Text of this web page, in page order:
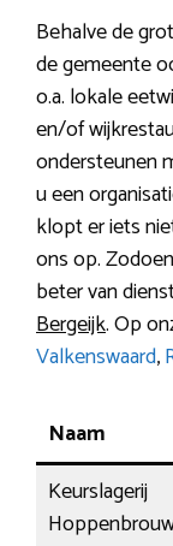
Behalve de
de gemeente
o.a. lokale
en/of
ondersteunen
u een
klopt er iets
ons op.
beter van
Bergeijk. Op
Valkenswaard,
Naam
Keurslagerij